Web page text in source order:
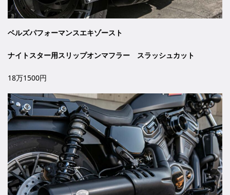
ベルズパフォーマンスエキゾースト
ナイトスター用スリップオンマフラー スラッシュカット
18万1500円